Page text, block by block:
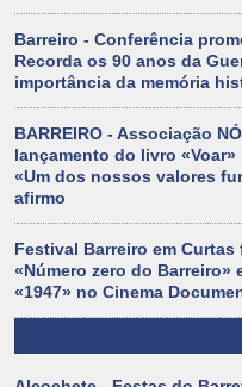
Barreiro - Conferência
Recorda os 90 anos da
importância da memória
BARREIRO - Associação
lançamento do livro «Voar»
«Um dos nossos valores
afirmo
Festival Barreiro em
«Número zero do Barreiro»
«1947» no Cinema